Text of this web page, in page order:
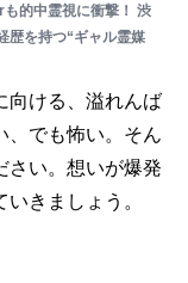
的中霊視に衝撃！ 渋
歴を持つ“ギャル霊媒
向ける、溢れんば
でも怖い。そん
さい。想いが爆発
きましょう。